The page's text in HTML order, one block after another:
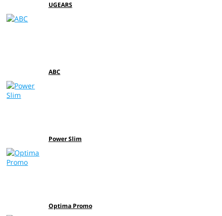
UGEARS
АВС
Power Slim
Optima Promo